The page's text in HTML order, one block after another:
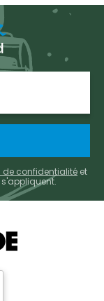
de confidentialité et